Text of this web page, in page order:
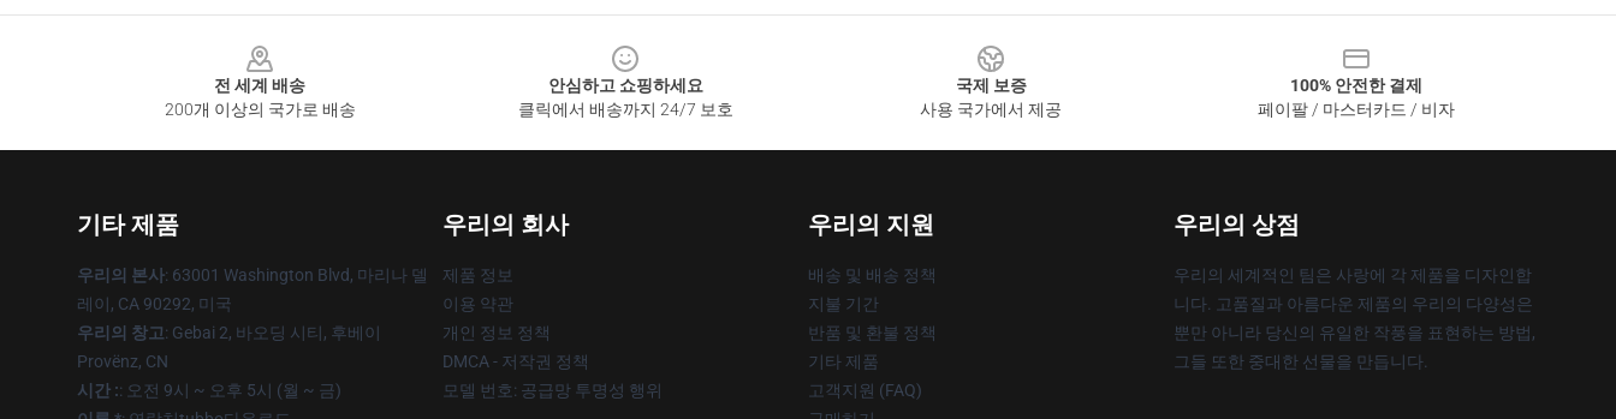
전 세계 배송
200개 이상의 국가로 배송
안심하고 쇼핑하세요
클릭에서 배송까지 24/7 보호
국제 보증
사용 국가에서 제공
100% 안전한 결제
페이팔 / 마스터카드 / 비자
기타 제품
우리의 본사: 63001 Washington Blvd, 마리나 델
레이, CA 90292, 미국
우리의 창고: Gebai 2, 바오딩 시티, 후베이
Provënz, CN
시간 :: 오전 9시 ~ 오후 5시 (월 ~ 금)
우리의 회사
제품 정보
이용 약관
개인 정보 정책
DMCA - 저작권 정책
모델 번호: 공급망 투명성 행위
우리의 지원
배송 및 배송 정책
지불 기간
반품 및 환불 정책
기타 제품
고객지원 (FAQ)
우리의 상점
우리의 세계적인 팀은 사랑에 각 제품을 디자인합
니다. 고품질과 아름다운 제품의 우리의 다양성은
뿐만 아니라 당신의 유일한 작풍을 표현하는 방법,
그들 또한 중대한 선물을 만듭니다.